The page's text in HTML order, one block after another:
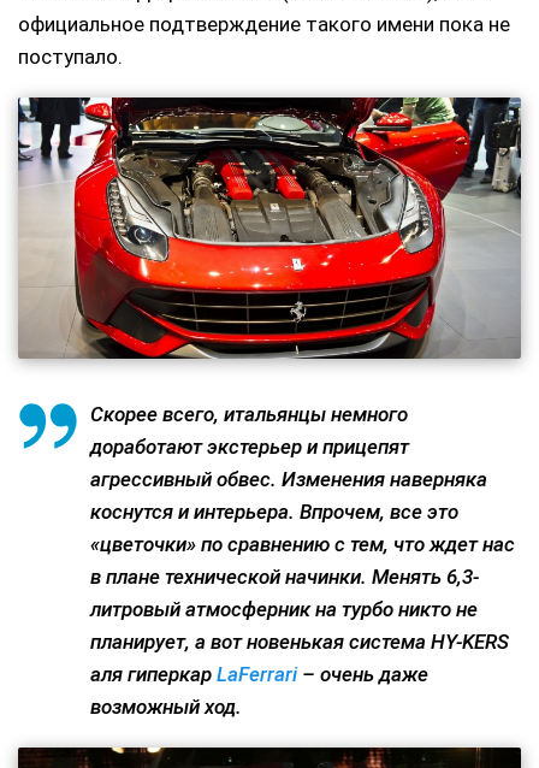
официальное подтверждение такого имени пока не
поступало.
Скорее всего, итальянцы немного
доработают экстерьер и прицепят
агрессивный обвес. Изменения наверняка
коснутся и интерьера. Впрочем, все это
«цветочки» по сравнению с тем, что ждет нас
в плане технической начинки. Менять 6,3-
литровый атмосферник на турбо никто не
планирует, а вот новенькая система HY-KERS
аля гиперкар LaFerrari– очень даже
возможный ход.